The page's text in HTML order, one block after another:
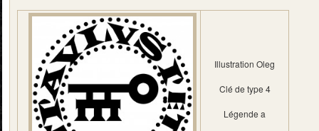
Illustration Oleg
Clé de type 4
Légende a